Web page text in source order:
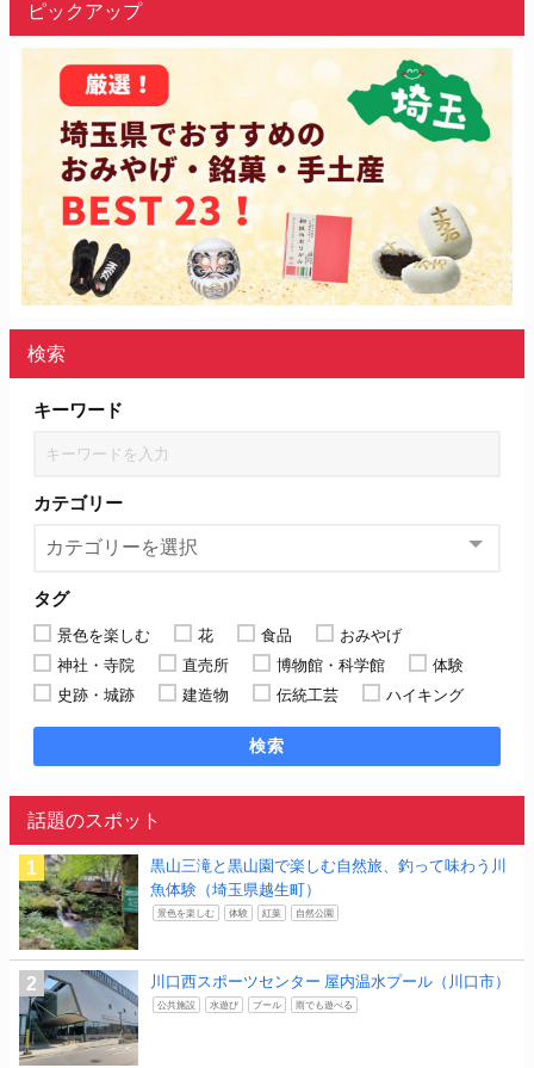
ピックアップ
検索
キーワード
カテゴリー
タグ
景色を楽しむ 花 食品
おみやげ
神社・寺院
直売所 博物館・科学館
体験
史跡・城跡
建造物 伝統工芸 ハイキング
検索
話題のスポット
黒山三滝と黒山園で楽しむ自然旅、釣って味わう川
魚体験（埼玉県越生町）
景色を楽しむ 体験 紅葉 自然公園
川口西スポーツセンター 屋内温水プール（川口市）
公共施設 水遊び プール 雨でも遊べる